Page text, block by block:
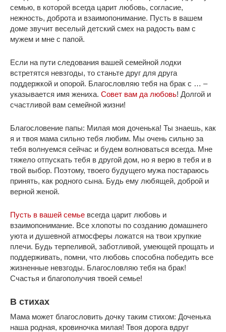
семью, в которой всегда царит любовь, согласие,
нежность, доброта и взаимопонимание. Пусть в вашем
доме звучит веселый детский смех на радость вам с
мужем и мне с папой.
Если на пути следования вашей семейной лодки
встретятся невзгоды, то станьте друг для друга
поддержкой и опорой. Благословляю тебя на брак с … –
указывается имя жениха. Совет вам да любовь! Долгой и
счастливой вам семейной жизни!
Благословение папы: Милая моя доченька! Ты знаешь, как
я и твоя мама сильно тебя любим. Мы очень сильно за
тебя волнуемся сейчас и будем волноваться всегда. Мне
тяжело отпускать тебя в другой дом, но я верю в тебя и в
твой выбор. Поэтому, твоего будущего мужа постараюсь
принять, как родного сына. Будь ему любящей, доброй и
верной женой.
Пусть в вашей семье всегда царит любовь и
взаимопонимание. Все хлопоты по созданию домашнего
уюта и душевной атмосферы ложатся на твои хрупкие
плечи. Будь терпеливой, заботливой, умеющей прощать и
поддерживать, помни, что любовь способна победить все
жизненные невзгоды. Благословляю тебя на брак!
Счастья и благополучия твоей семье!
В стихах
Мама может благословить дочку таким стихом: Доченька
наша родная, кровиночка милая! Твоя дорога вдруг